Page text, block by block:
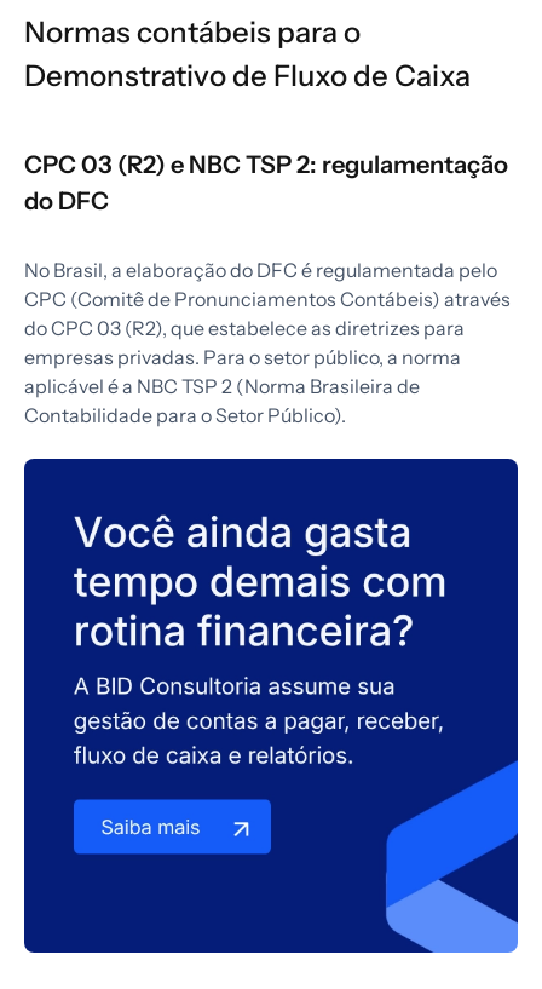
Normas contábeis para o
Demonstrativo de Fluxo de Caixa
CPC 03 (R2) e NBC TSP 2: regulamentação
do DFC
No Brasil, a elaboração do DFC é regulamentada pelo
CPC (Comitê de Pronunciamentos Contábeis) através
do CPC 03 (R2), que estabelece as diretrizes para
empresas privadas. Para o setor público, a norma
aplicável é a NBC TSP 2 (Norma Brasileira de
Contabilidade para o Setor Público).